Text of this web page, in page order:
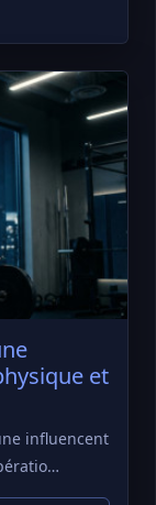
et
influencent